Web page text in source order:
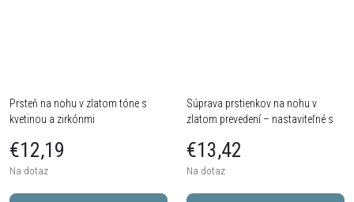
Prsteň na nohu v zlatom tóne s
kvetinou a zirkónmi
€12,19
Na dotaz
Súprava prstienkov na nohu v
zlatom prevedení – nastaviteľné s
€13,42
Na dotaz